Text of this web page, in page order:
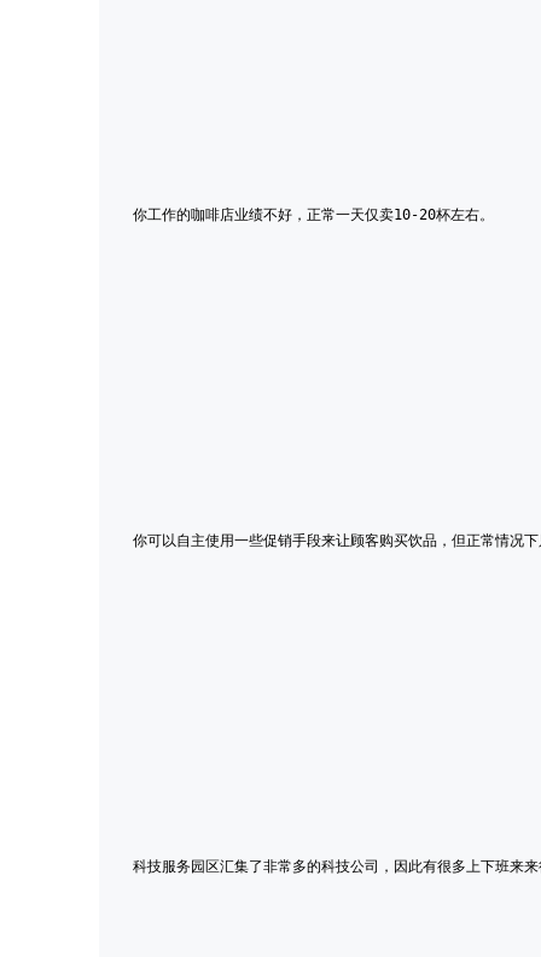
你工作的咖啡店业绩不好，正常一天仅卖10-20杯左右。
你可以自主使用一些促销手段来让顾客购买饮品，但正常情况下
科技服务园区汇集了非常多的科技公司，因此有很多上下班来